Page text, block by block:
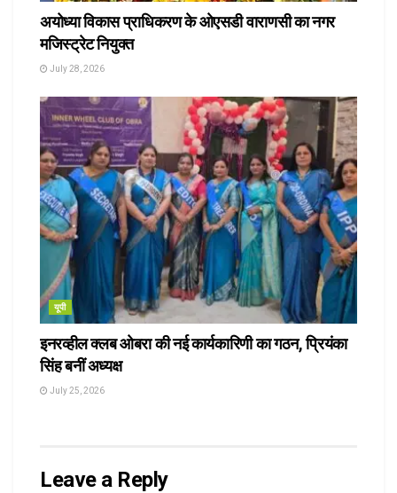
अयोध्या विकास प्राधिकरण के ओएसडी वाराणसी का नगर
मजिस्ट्रेट नियुक्त
July 28, 2026
यूपी
इनरव्हील क्लब ओबरा की नई कार्यकारिणी का गठन, प्रियंका
सिंह बनीं अध्यक्ष
July 25, 2026
Leave a Reply